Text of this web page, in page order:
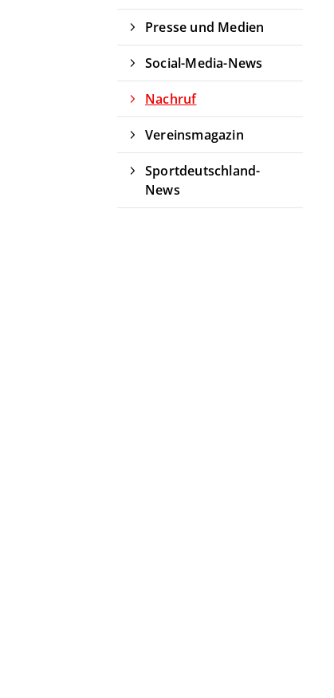
Presse und Medien
Social-Media-News
Nachruf
Vereinsmagazin
Sportdeutschland-
News
Am Stadtbad 1
27753 Delmenhorst
04221-17685
dtv@delmenhorster-tv.de